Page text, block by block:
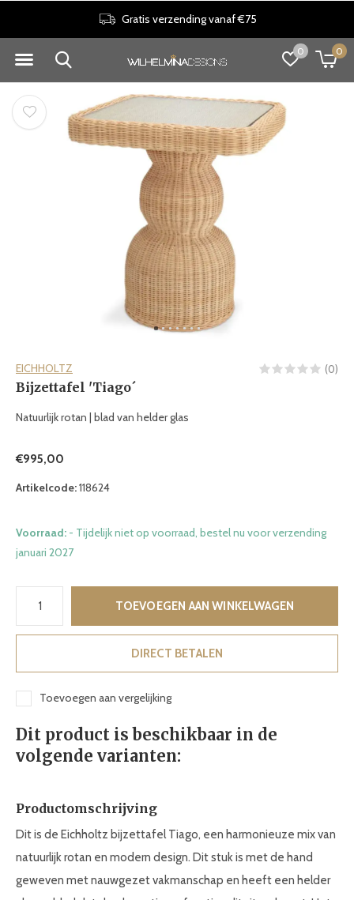
0 0
Gratis verzending vanaf €75
EICHHOLTZ (0)
Bijzettafel 'Tiago´
Natuurlijk rotan | blad van helder glas
€995,00
Artikelcode:118624
Voorraad: - Tijdelijk niet op voorraad, bestel nu voor verzending
januari 2027
TOEVOEGEN AAN WINKELWAGEN
DIRECT BETALEN
Toevoegen aan vergelijking
Dit product is beschikbaar in de
volgende varianten:
Productomschrijving
Dit is de Eichholtz bijzettafel Tiago, een harmonieuze mix van
natuurlijk rotan en modern design. Dit stuk is met de hand
geweven met nauwgezet vakmanschap en heeft een helder